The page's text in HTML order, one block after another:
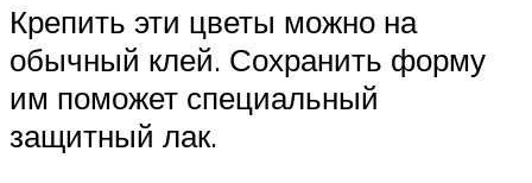
Крепить эти цветы можно на
обычный клей. Сохранить форму
им поможет специальный
защитный лак.